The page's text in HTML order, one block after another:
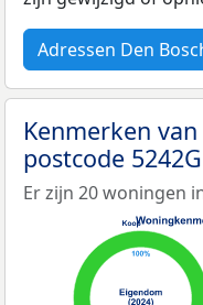
Adressen Den
Kenmerken
postcode
Er zijn 20 woningen